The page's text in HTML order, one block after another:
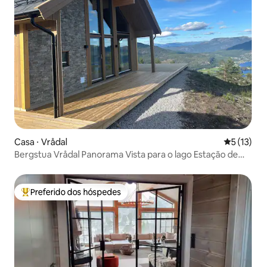
Casa ⋅ Vrådal 5 de uma
5 (13)
Bergstua Vrådal Panorama Vista para o lago Estação de
Entre os melhores preferidos dos hóspedes
Preferido dos hóspedes